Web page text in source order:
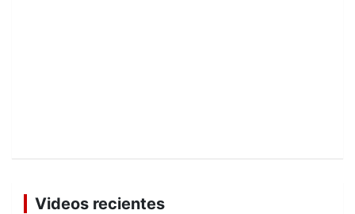
Videos recientes